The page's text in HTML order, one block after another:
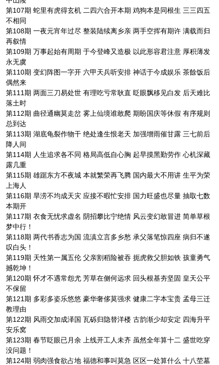
第107期 蛇里有虎得玄机 二四六合开本期 鸡狗本是同根生 三三四五
不相同
第108期 一夜元宵年过尽 整装陆续离乡亲 两手空挥有期许 满载而归
再叙情
第109期 万事起始有周期 于今登峰又造极 以此形容君注意 厚积薄发
永无虞
第110期 变幻阵图一字开 六甲天兵听安排 神话于今成娱乐 茶餘饭后
偶然来
第111期 两面三刀易处世 有理吃亏常耿直 眨眼飘移见白发 后天难比
落土时
第112期 曲径通幽莫走岔 雾上仙境谁敢爬 期盼国庆等休假 有序规则
总到达
第113期 湖底龟裂作物干 绝处逢生恨老天 加强增雨催甘露 三七前后
降人间
第114期 人生追求各不同 格局高低自心胸 起早摸黑勤劳作 心机深藏
露几重
第115期 雄踞东方不夜城 本就繁荣再飞腾 国内最大不用讲 生平为荣
上海人
第116期 旱涝不均成天灾 应接不暇忙安排 国力旺盛也尽量 抽取七数
本期开
第117期 衣食无忧求虚名 阴招攀比宁绝情 风云变幻敢冒进 简单草根
梦中行！
第118期 两代书香志为国 流滇立言多乡愁 承父落笔惊四座 病归不遂
叹白头！
第119期 天性第一属五伦 父亲割稻险被吞 扼虎救父胆如铁 孩童勇气
撼乾坤！
第120期 怀才不遇常怨尤 芳草在侧何远求 回头根基夯坚固 皇天公平
不保留
第121期 多彩多姿乐悠悠 豪华奢侈莫强求 健康二字本宝贵 孟母三迁
教理由
第122期 风雨交加成泽国 瓦砾归隐替洋楼 古韵渐少却安定 四海升平
安乐窝
第123期 春节眨眼已月余 上线开工人未齐 虽然全年算十二 盛世吃穿
没问题！
第124期 弱肉强食欲占地 福德和事叫莫急 区区一处算什么 十八茔墓